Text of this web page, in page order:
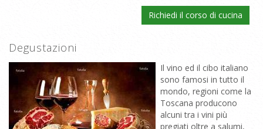
Richiedi il corso di cucina
Degustazioni
Il vino ed il cibo italiano
sono famosi in tutto il
mondo, regioni come la
Toscana producono
alcuni tra i vini più
pregiati oltre a salumi,